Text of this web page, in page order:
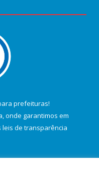
prefeituras!
onde garantimos em
leis de transparência